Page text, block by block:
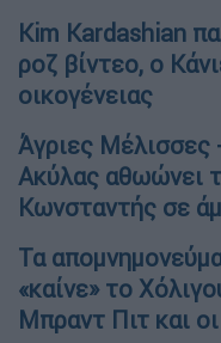
Kim Kardashian
ροζ βίντεο, ο
οικογένειας
Άγριες Μέλισσες
Ακύλας αθωώνει
Κωνσταντής σε
Τα
«καίνε» το
Μπραντ Πιτ και